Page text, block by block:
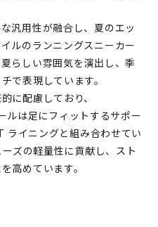
汎用性が融合し、夏のエッ
ルのランニングスニーカー
らしい雰囲気を演出し、季
で表現しています。
に配慮しており、
は足にフィットするサポー
ライニングと組み合わせてい
ズの軽量性に貢献し、スト
高めています。